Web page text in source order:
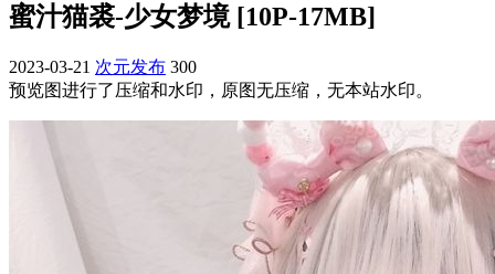
蜜汁猫裘-少女梦境 [10P-17MB]
2023-03-21 次元发布 300
预览图进行了压缩和水印，原图无压缩，无本站水印。